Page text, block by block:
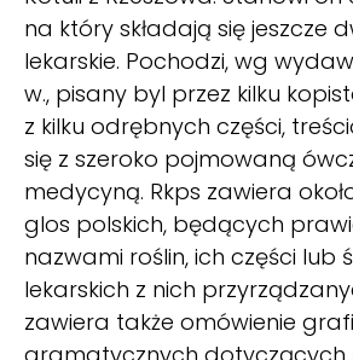
na który składają się jeszcze
lekarskie. Pochodzi, wg
w., pisany byl przez kilku
z kilku odrębnych części,
się z szeroko pojmowaną
medycyną. Rkps zawiera
glos polskich, będących
nazwami roślin, ich części lub
lekarskich z nich
zawiera także omówienie